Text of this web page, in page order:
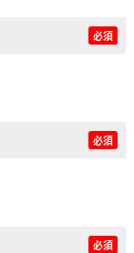
必須
必須
必須